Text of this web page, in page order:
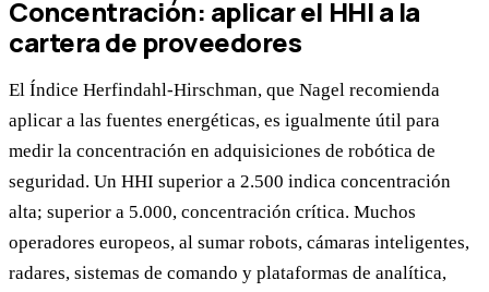
Concentración: aplicar el HHI a la
cartera de proveedores
El Índice Herfindahl-Hirschman, que Nagel recomienda
aplicar a las fuentes energéticas, es igualmente útil para
medir la concentración en adquisiciones de robótica de
seguridad. Un HHI superior a 2.500 indica concentración
alta; superior a 5.000, concentración crítica. Muchos
operadores europeos, al sumar robots, cámaras inteligentes,
radares, sistemas de comando y plataformas de analítica,